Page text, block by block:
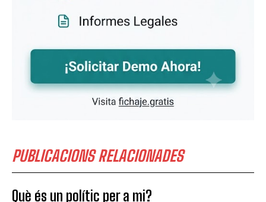
PUBLICACIONS RELACIONADES
Què és un polític per a mi?